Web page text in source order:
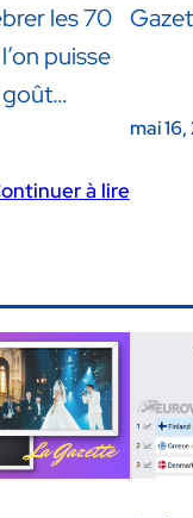
les 70
puisse
goût…
à lire
mai